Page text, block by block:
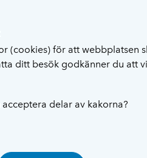
(cookies) för att webbplatsen
ditt besök godkänner du att
delar av kakorna?